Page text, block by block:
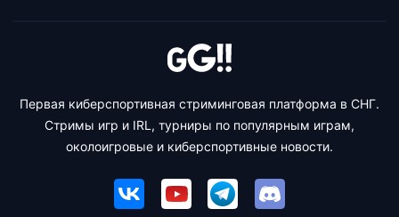
Первая киберспортивная стриминговая платформа в СНГ.
Стримы игр и IRL, турниры по популярным играм,
околоигровые и киберспортивные новости.